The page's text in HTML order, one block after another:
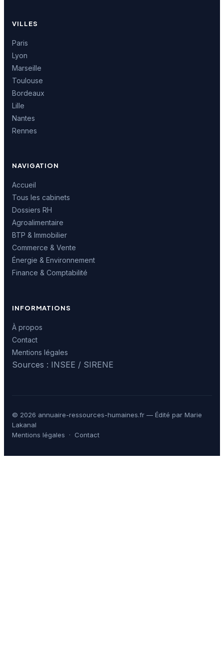
VILLES
Paris
Lyon
Marseille
Toulouse
Bordeaux
Lille
Nantes
Rennes
NAVIGATION
Accueil
Tous les cabinets
Dossiers RH
Agroalimentaire
BTP & Immobilier
Commerce & Vente
Énergie & Environnement
Finance & Comptabilité
INFORMATIONS
À propos
Contact
Mentions légales
Sources : INSEE / SIRENE
© 2026 annuaire-ressources-humaines.fr — Édité par Marie
Lakanal
Mentions légales · Contact